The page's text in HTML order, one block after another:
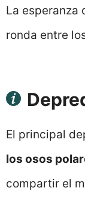
La esperanza
ronda entre
El principal
los osos
compartir el